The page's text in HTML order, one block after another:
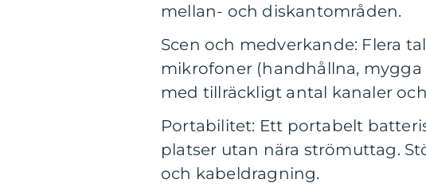
mellan- och diskantområden.
Scen och medverkande: Flera
mikrofoner (handhållna,
med tillräckligt antal kanaler och
Portabilitet: Ett portabelt
platser utan nära strömuttag.
och kabeldragning.